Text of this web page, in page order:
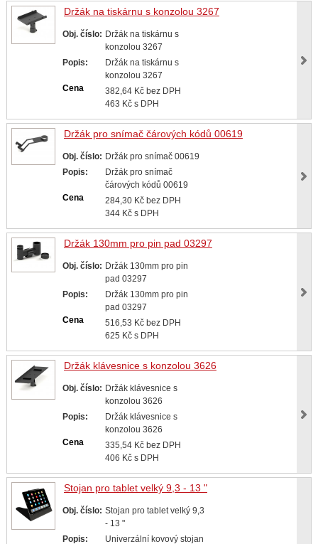
Držák na tiskárnu s konzolou 3267
Obj. číslo: Držák na tiskárnu s
konzolou 3267
Popis:
Držák na tiskárnu s
konzolou 3267
Cena
382,64 Kč bez DPH
463 Kč s DPH
Držák pro snímač čárových kódů 00619
Obj. číslo: Držák pro snímač 00619
Popis:
Držák pro snímač
čárových kódů 00619
Cena
284,30 Kč bez DPH
344 Kč s DPH
Držák 130mm pro pin pad 03297
Obj. číslo: Držák 130mm pro pin
pad 03297
Popis:
Držák 130mm pro pin
pad 03297
Cena
516,53 Kč bez DPH
625 Kč s DPH
Držák klávesnice s konzolou 3626
Obj. číslo: Držák klávesnice s
konzolou 3626
Popis:
Držák klávesnice s
konzolou 3626
Cena
335,54 Kč bez DPH
406 Kč s DPH
Stojan pro tablet velký 9,3 - 13 "
Obj. číslo: Stojan pro tablet velký 9,3
- 13 "
Popis:
Univerzální kovový stojan